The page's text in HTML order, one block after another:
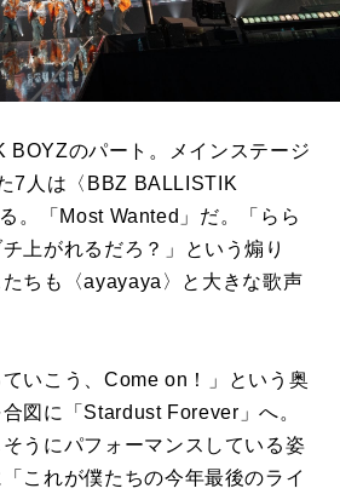
BOYZのパート。メインステージ
7 人は〈 BBZ BALLISTIK
。「 Most Wanted 」だ。「らら
上がれるだろ？」という煽り
ちも〈ayayaya 〉と大きな歌声
いこう、 Come on ！」という奥
図に「 Stardust Forever 」へ。
うにパフォーマンスしている姿
これが僕たちの今年最後のライ